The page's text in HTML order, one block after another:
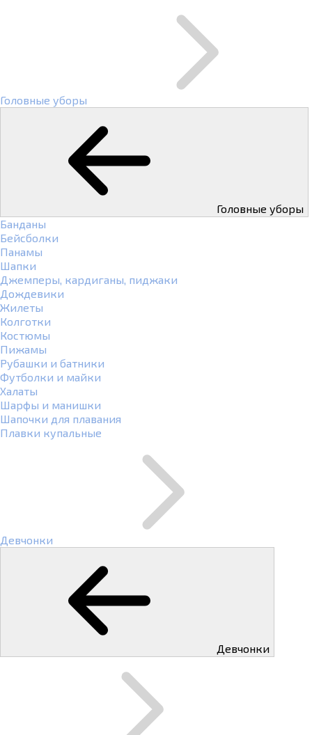
Головные уборы
Головные уборы
Банданы
Бейсболки
Панамы
Шапки
Джемперы, кардиганы, пиджаки
Дождевики
Жилеты
Колготки
Костюмы
Пижамы
Рубашки и батники
Футболки и майки
Халаты
Шарфы и манишки
Шапочки для плавания
Плавки купальные
Девчонки
Девчонки